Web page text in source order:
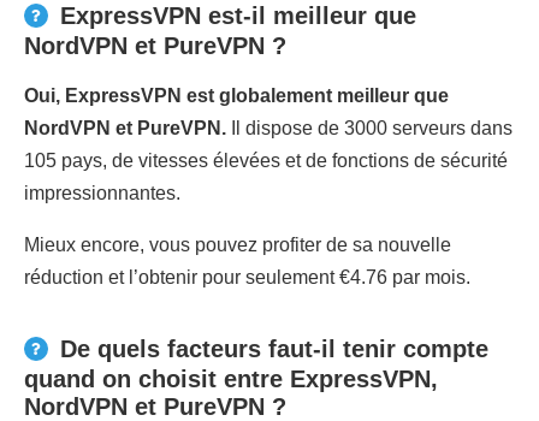
ExpressVPN est-il meilleur que
NordVPN et PureVPN ?
Oui, ExpressVPN est globalement meilleur que
NordVPN et PureVPN. Il dispose de 3000 serveurs dans
105 pays, de vitesses élevées et de fonctions de sécurité
impressionnantes.
Mieux encore, vous pouvez profiter de sa nouvelle
réduction et l’obtenir pour seulement €4.76 par mois.
De quels facteurs faut-il tenir compte
quand on choisit entre ExpressVPN,
NordVPN et PureVPN ?